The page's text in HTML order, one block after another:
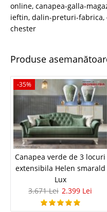
online, canapea-galla-
ieftin, dalin-preturi-fabrica,
chester
Produse
-35%
Canapea verde de 3 locuri
extensibila Helen smarald
Lux
3.671 Lei 2.399 Lei